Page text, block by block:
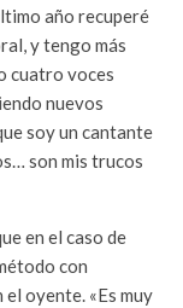
año recuperé
y tengo más
cuatro voces
nuevos
soy un cantante
son mis trucos
en el caso de
con
oyente. «Es muy